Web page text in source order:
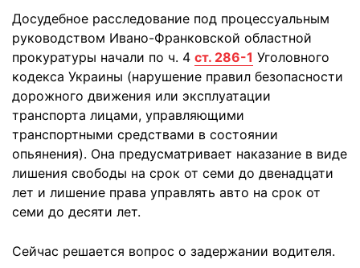
Досудебное расследование под процессуальным
руководством Ивано-Франковской областной
прокуратуры начали по ч. 4 ст. 286-1 Уголовного
кодекса Украины (нарушение правил безопасности
дорожного движения или эксплуатации
транспорта лицами, управляющими
транспортными средствами в состоянии
опьянения). Она предусматривает наказание в виде
лишения свободы на срок от семи до двенадцати
лет и лишение права управлять авто на срок от
семи до десяти лет.
Сейчас решается вопрос о задержании водителя.